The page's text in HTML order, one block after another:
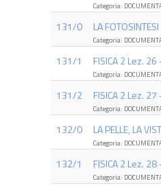
Categoria:
131/0 LA FOTOSINTESI
Categoria:
131/1 FISICA 2 Lez. 26
Categoria:
131/2 FISICA 2 Lez. 27
Categoria:
132/0 LA PELLE, LA
Categoria:
132/1 FISICA 2 Lez. 28
Categoria: